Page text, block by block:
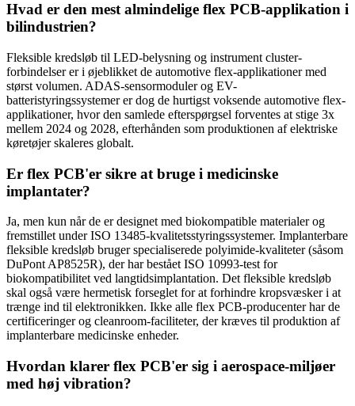
Hvad er den mest almindelige flex PCB-applikation i
bilindustrien?
Fleksible kredsløb til LED-belysning og instrument cluster-
forbindelser er i øjeblikket de automotive flex-applikationer med
størst volumen. ADAS-sensormoduler og EV-
batteristyringssystemer er dog de hurtigst voksende automotive flex-
applikationer, hvor den samlede efterspørgsel forventes at stige 3x
mellem 2024 og 2028, efterhånden som produktionen af elektriske
køretøjer skaleres globalt.
Er flex PCB'er sikre at bruge i medicinske
implantater?
Ja, men kun når de er designet med biokompatible materialer og
fremstillet under ISO 13485-kvalitetsstyringssystemer. Implanterbare
fleksible kredsløb bruger specialiserede polyimide-kvaliteter (såsom
DuPont AP8525R), der har bestået ISO 10993-test for
biokompatibilitet ved langtidsimplantation. Det fleksible kredsløb
skal også være hermetisk forseglet for at forhindre kropsvæsker i at
trænge ind til elektronikken. Ikke alle flex PCB-producenter har de
certificeringer og cleanroom-faciliteter, der kræves til produktion af
implanterbare medicinske enheder.
Hvordan klarer flex PCB'er sig i aerospace-miljøer
med høj vibration?